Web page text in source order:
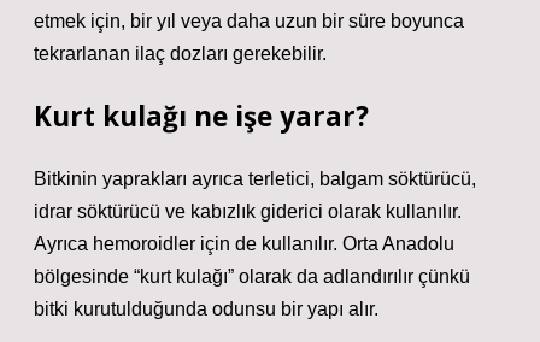
etmek için, bir yıl veya daha uzun bir süre boyunca
tekrarlanan ilaç dozları gerekebilir.
Kurt kulağı ne işe yarar?
Bitkinin yaprakları ayrıca terletici, balgam söktürücü,
idrar söktürücü ve kabızlık giderici olarak kullanılır.
Ayrıca hemoroidler için de kullanılır. Orta Anadolu
bölgesinde “kurt kulağı” olarak da adlandırılır çünkü
bitki kurutulduğunda odunsu bir yapı alır.